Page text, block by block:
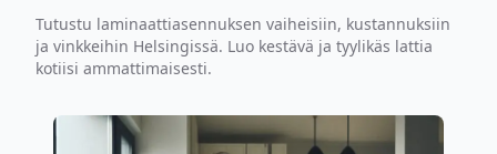
Tutustu laminaattiasennuksen vaiheisiin, kustannuksiin
ja vinkkeihin Helsingissä. Luo kestävä ja tyylikäs lattia
kotiisi ammattimaisesti.